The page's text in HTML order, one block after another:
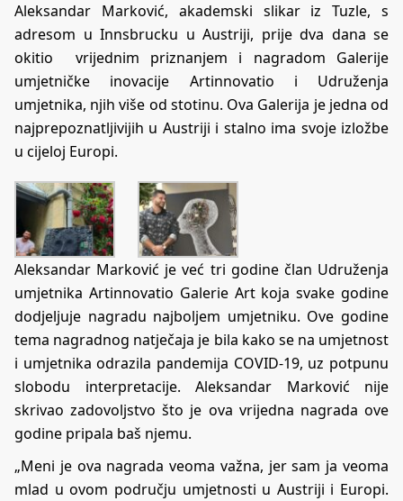
Aleksandar Marković, akademski slikar iz Tuzle, s
adresom u Innsbrucku u Austriji, prije dva dana se
okitio vrijednim priznanjem i nagradom Galerije
umjetničke inovacije Artinnovatio i Udruženja
umjetnika, njih više od stotinu. Ova Galerija je jedna od
najprepoznatljivijih u Austriji i stalno ima svoje izložbe
u cijeloj Europi.
Aleksandar Marković je već tri godine član Udruženja
umjetnika Artinnovatio Galerie Art koja svake godine
dodjeljuje nagradu najboljem umjetniku. Ove godine
tema nagradnog natječaja je bila kako se na umjetnost
i umjetnika odrazila pandemija COVID-19, uz potpunu
slobodu interpretacije. Aleksandar Marković nije
skrivao zadovoljstvo što je ova vrijedna nagrada ove
godine pripala baš njemu.
„Meni je ova nagrada veoma važna, jer sam ja veoma
mlad u ovom području umjetnosti u Austriji i Europi.